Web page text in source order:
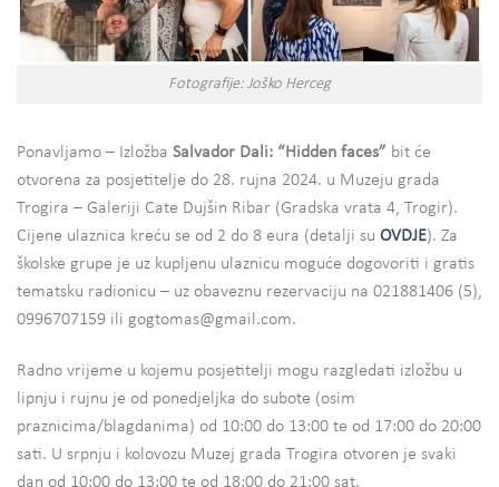
Fotografije: Joško Herceg
Ponavljamo – Izložba Salvador Dali: “Hidden faces” bit će
otvorena za posjetitelje do 28. rujna 2024. u Muzeju grada
Trogira – Galeriji Cate Dujšin Ribar (Gradska vrata 4, Trogir).
Cijene ulaznica kreću se od 2 do 8 eura (detalji su OVDJE). Za
školske grupe je uz kupljenu ulaznicu moguće dogovoriti i gratis
tematsku radionicu – uz obaveznu rezervaciju na 021881406 (5),
0996707159 ili gogtomas@gmail.com.
Radno vrijeme u kojemu posjetitelji mogu razgledati izložbu u
lipnju i rujnu je od ponedjeljka do subote (osim
praznicima/blagdanima) od 10:00 do 13:00 te od 17:00 do 20:00
sati. U srpnju i kolovozu Muzej grada Trogira otvoren je svaki
dan od 10:00 do 13:00 te od 18:00 do 21:00 sat.